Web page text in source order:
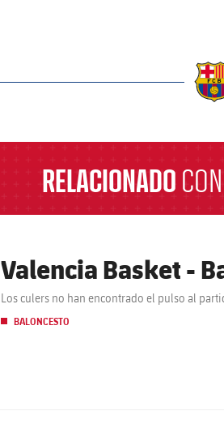
RELACIONADO
Valencia Basket -
Los culers no han encontrado el pulso al
BALONCESTO